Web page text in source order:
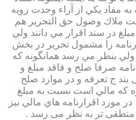
مفاد يكي از آراء وحدت رويه
ملاك وصول حق التحرير هم
در سند اقرار مي دانند ولي
را مشمول تحرير در بخش
ولي بنظر مي رسد همانگونه كه
صرفا صلح و فاقد مبلغ و
بند ج تعرفه و در موارد صلح
كه مالي است نسبت به مبلغ
مورد اقرارنامه هاي مالي نيز
منطقی تر به نظر می رسد .